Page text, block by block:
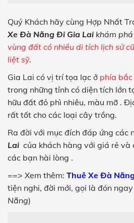
Quý Khách hãy cùng Hợp Nhất
Xe Đà Nẵng Đi Gia Lai khám
vùng đất có nhiều di tích lịch sử
liệt sỹ.
Gia Lai có vị trí tọa lạc ở phía
trong những tỉnh có diện tích lớn
hữu đất đỏ phì nhiêu, màu mỡ .
rất tốt cho các loại cây trồng.
Ra đời với mục đích đáp ứng các
Lai của khách hàng với giá rẻ và
các bạn hài lòng .
==> Xem thêm: Thuê Xe Đà
tiện nghi, đời mới, gọi là đón ngay
Nẵng)